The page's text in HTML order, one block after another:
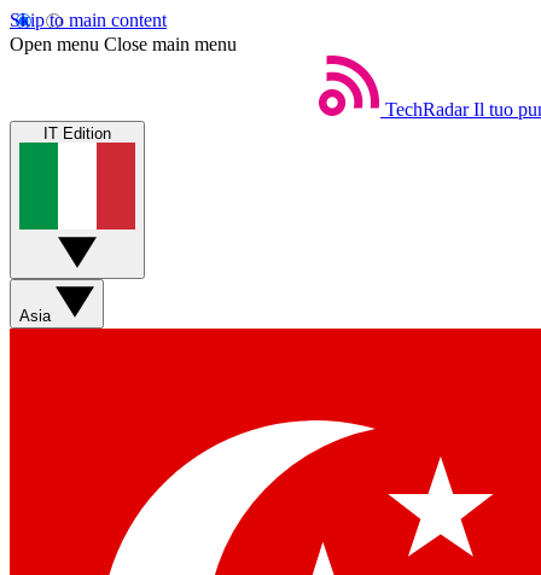
Skip to main content
Open menu Close main menu
TechRadar Il tuo
IT Edition
Asia